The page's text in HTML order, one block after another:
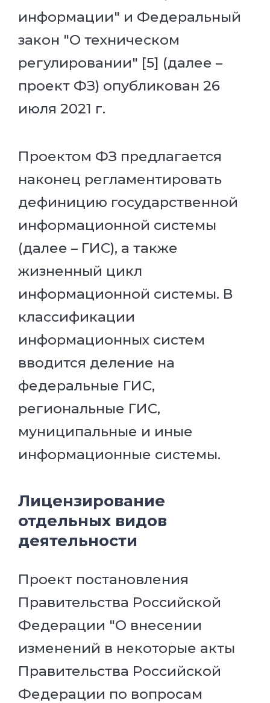
информации" и Федеральный
закон "О техническом
регулировании" [5] (далее –
проект ФЗ) опубликован 26
июля 2021 г.
Проектом ФЗ предлагается
наконец регламентировать
дефиницию государственной
информационной системы
(далее – ГИС), а также
жизненный цикл
информационной системы. В
классификации
информационных систем
вводится деление на
федеральные ГИС,
региональные ГИС,
муниципальные и иные
информационные системы.
Лицензирование
отдельных видов
деятельности
Проект постановления
Правительства Российской
Федерации "О внесении
изменений в некоторые акты
Правительства Российской
Федерации по вопросам